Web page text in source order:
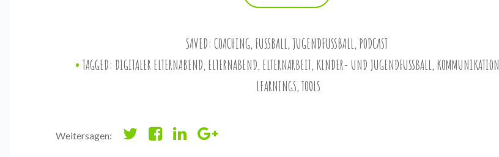
SAVED: COACHING, FUSSBALL , JUGENDFUSSBALL , PODCAST
TAGGED: DIGITALER ELTERNABEND, ELTERNABEND, ELTERNARBEIT, KINDER- UND JUGENDFUSSBALL , KOMMUNIKATION
LEARNINGS,TOOLS
Weitersagen: